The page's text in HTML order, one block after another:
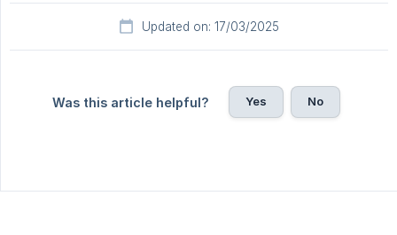
Updated on: 17/03/2025
Was this article helpful? Yes No